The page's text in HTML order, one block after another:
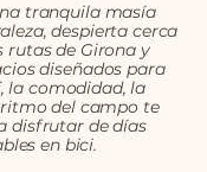
tranquila masía
despierta cerca
rutas de Girona y
diseñados para
la comodidad, la
del campo te
disfrutar de días
en bici.